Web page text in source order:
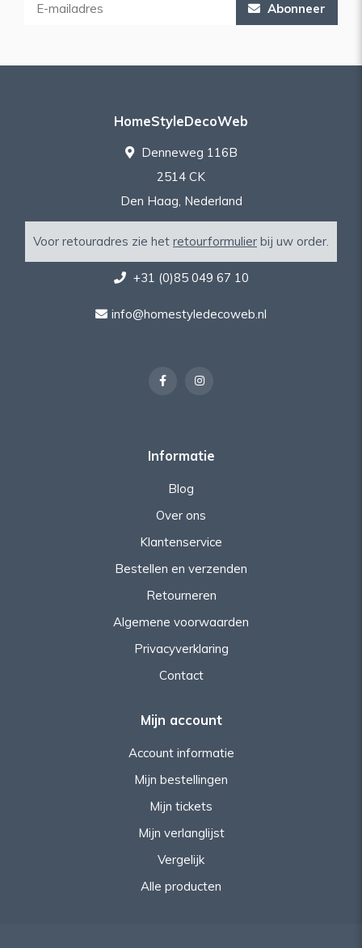
Abonneer
HomeStyleDecoWeb
Denneweg 116B
2514 CK
Den Haag, Nederland
Voor retouradres zie het retourformulier bij uw order.
+31 (0)85 049 67 10
info@homestyledecoweb.nl
Informatie
Blog
Over ons
Klantenservice
Bestellen en verzenden
Retourneren
Algemene voorwaarden
Privacyverklaring
Contact
Mijn account
Account informatie
Mijn bestellingen
Mijn tickets
Mijn verlanglijst
Vergelijk
Alle producten